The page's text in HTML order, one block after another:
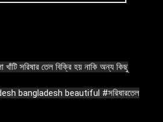
সরিষার তেল বিক্রি হয় নাকি অন্য কিছু
bangladesh beautiful #সরিষারতেল